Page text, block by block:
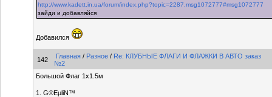
http://www.kadett.in.ua/forum/index.php?topic=2287.msg1072777#msg1072777
зайди и добавляйся
Добавился
142 Главная / Разное / Re: КЛУБНЫЕ ФЛАГИ И ФЛАЖКИ В АВТО заказ
№2
Большой Флаг 1х1.5м
1. G®EµliN™